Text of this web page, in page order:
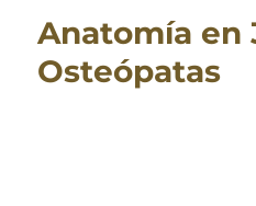
Vídeos
noticias
Anatomía en
Osteópatas